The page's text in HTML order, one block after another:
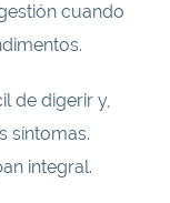
cuando
de digerir y,
síntomas.
integral.